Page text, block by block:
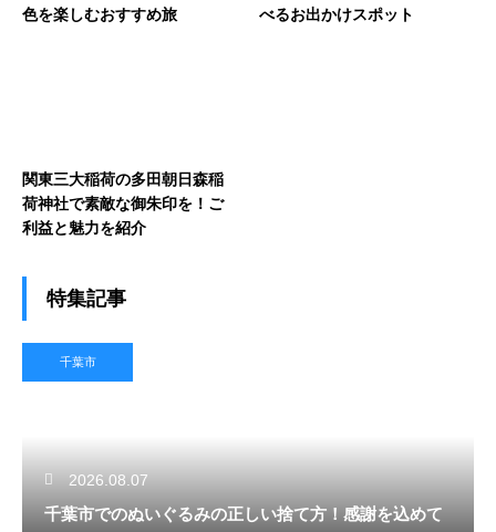
色を楽しむおすすめ旅
べるお出かけスポット
関東三大稲荷の多田朝日森稲
荷神社で素敵な御朱印を！ご
利益と魅力を紹介
特集記事
千葉市
2026.08.07
千葉市でのぬいぐるみの正しい捨て方！感謝を込めて